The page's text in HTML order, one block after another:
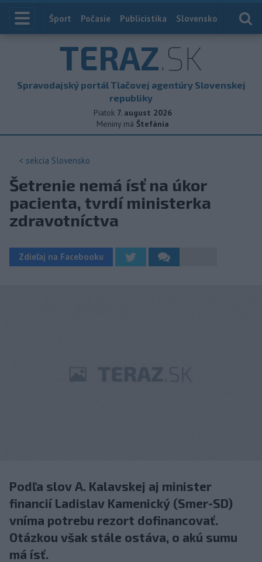
Index
Šport Počasie Publicistika Slovensko
TERAZ.SK
Spravodajský portál Tlačovej agentúry Slovenskej
republiky
Piatok 7. august 2026
Meniny má Štefánia
< sekcia Slovensko
Šetrenie nemá ísť na úkor
pacienta, tvrdí ministerka
zdravotníctva
Zdieľaj na Facebooku
Podľa slov A. Kalavskej aj minister
financií Ladislav Kamenický (Smer-SD)
vníma potrebu rezort dofinancovať.
Otázkou však stále ostáva, o akú sumu
má ísť.